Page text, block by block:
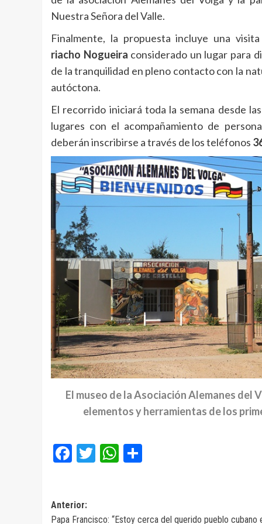
Nuestra Señora del Valle.
Finalmente, la propuesta incluye una
riacho Nogueira considerado un lugar para
de la tranquilidad en pleno contacto con la
autóctona.
El recorrido iniciará toda la semana desde
lugares con el acompañamiento de
deberán inscribirse a través de los teléfonos
El museo de la Asociación Alemanes
elementos y herramientas de los
Facebook
TwitterWhatsApp
Navegación
Anterior:
Papa Francisco: “Estoy cerca del querido pueblo cubano